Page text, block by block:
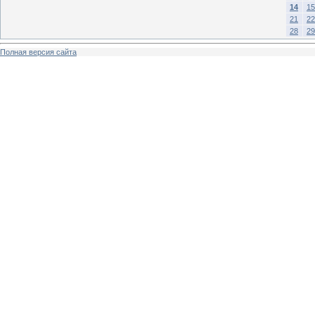
14
15
21
22
28
29
Полная версия сайта